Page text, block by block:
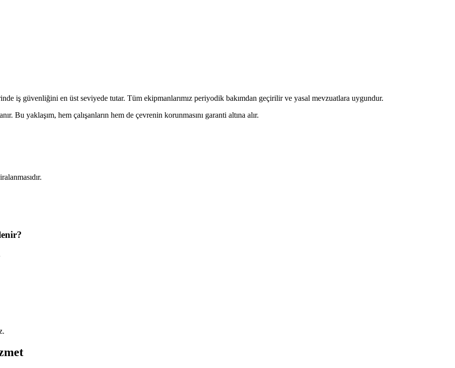
iş güvenliğini en üst seviyede tutar. Tüm ekipmanlarımız periyodik bakımdan geçirilir ve yasal mevzuatlara uygundur.
Bu yaklaşım, hem çalışanların hem de çevrenin korunmasını garanti altına alır.